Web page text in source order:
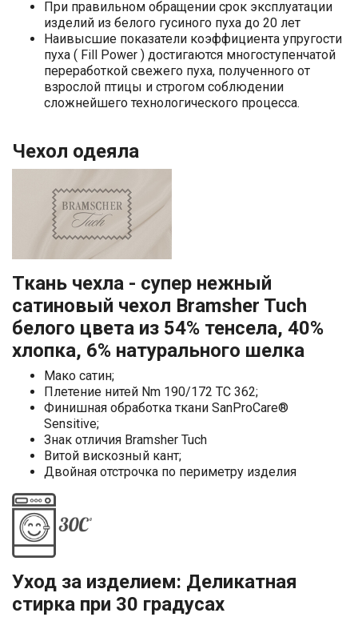
При правильном обращении срок эксплуатации
изделий из белого гусиного пуха до 20 лет
Наивысшие показатели коэффициента упругости
пуха ( Fill Power ) достигаются многоступенчатой
переработкой свежего пуха, полученного от
взрослой птицы и строгом соблюдении
сложнейшего технологического процесса.
Чехол одеяла
Ткань чехла - супер нежный
сатиновый чехол Bramsher Tuch
белого цвета из 54% тенсела, 40%
хлопка, 6% натурального шелка
Мако сатин;
Плетение нитей Nm 190/172 TC 362;
Финишная обработка ткани SanProCare®
Sensitive;
Знак отличия Bramsher Tuch
Витой вискозный кант;
Двойная отстрочка по периметру изделия
Уход за изделием: Деликатная
стирка при 30 градусах